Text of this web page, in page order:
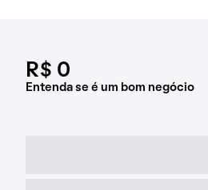
R$ 0
Entenda se é um bom negócio